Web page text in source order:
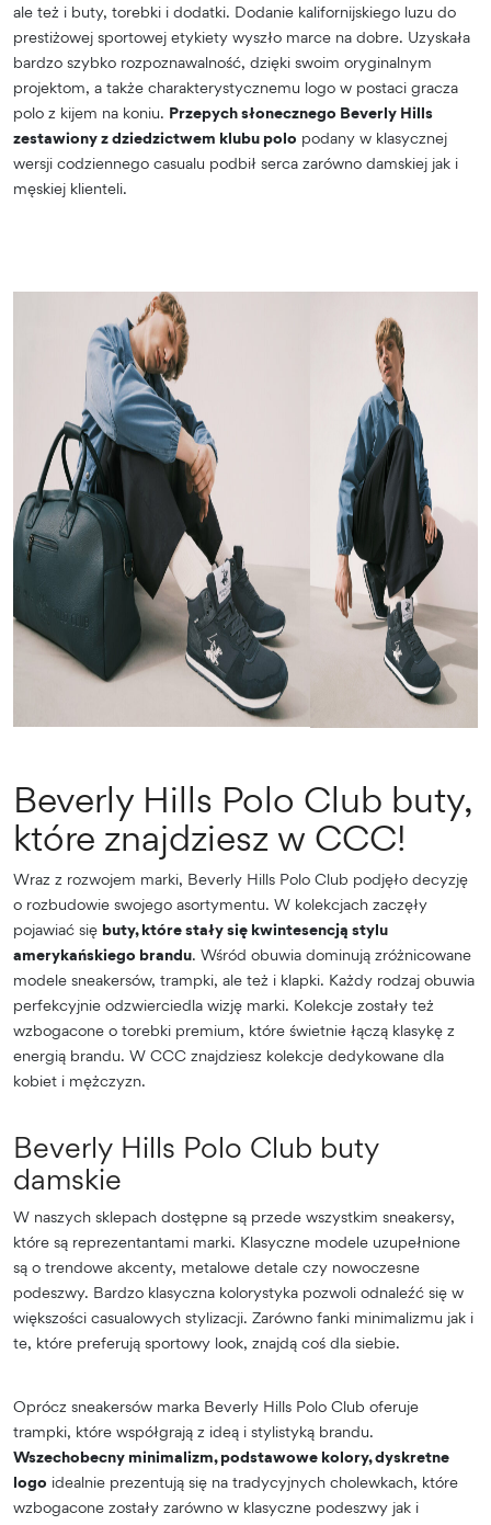
ale też i buty, torebki i dodatki. Dodanie kalifornijskiego luzu do
prestiżowej sportowej etykiety wyszło marce na dobre. Uzyskała
bardzo szybko rozpoznawalność, dzięki swoim oryginalnym
projektom, a także charakterystycznemu logo w postaci gracza
polo z kijem na koniu. Przepych słonecznego Beverly Hills
zestawiony z dziedzictwem klubu polo podany w klasycznej
wersji codziennego casualu podbił serca zarówno damskiej jak i
męskiej klienteli.
Beverly Hills Polo Club buty,
które znajdziesz w CCC!
Wraz z rozwojem marki, Beverly Hills Polo Club podjęło decyzję
o rozbudowie swojego asortymentu. W kolekcjach zaczęły
pojawiać się buty, które stały się kwintesencją stylu
amerykańskiego brandu. Wśród obuwia dominują zróżnicowane
modele sneakersów, trampki, ale też i klapki. Każdy rodzaj obuwia
perfekcyjnie odzwierciedla wizję marki. Kolekcje zostały też
wzbogacone o torebki premium, które świetnie łączą klasykę z
energią brandu. W CCC znajdziesz kolekcje dedykowane dla
kobiet i mężczyzn.
Beverly Hills Polo Club buty
damskie
W naszych sklepach dostępne są przede wszystkim sneakersy,
które są reprezentantami marki. Klasyczne modele uzupełnione
są o trendowe akcenty, metalowe detale czy nowoczesne
podeszwy. Bardzo klasyczna kolorystyka pozwoli odnaleźć się w
większości casualowych stylizacji. Zarówno fanki minimalizmu jak i
te, które preferują sportowy look, znajdą coś dla siebie.
Oprócz sneakersów marka Beverly Hills Polo Club oferuje
trampki, które współgrają z ideą i stylistyką brandu.
Wszechobecny minimalizm, podstawowe kolory, dyskretne
logo idealnie prezentują się na tradycyjnych cholewkach, które
wzbogacone zostały zarówno w klasyczne podeszwy jak i